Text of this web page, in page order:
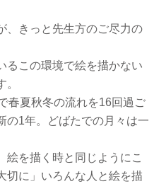
、きっと先生方のご尽力の
るこの環境で絵を描かない
春夏秋冬の流れを16回過ご
の1年。どばたでの月々は一
絵を描く時と同じようにこ
切に」いろんな人と絵を描